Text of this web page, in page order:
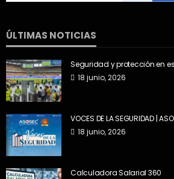
ÚLTIMAS NOTICIAS
Seguridad y protección en
18 junio, 2026
VOCES DE LA SEGURIDAD |
18 junio, 2026
Calculadora Salarial 360